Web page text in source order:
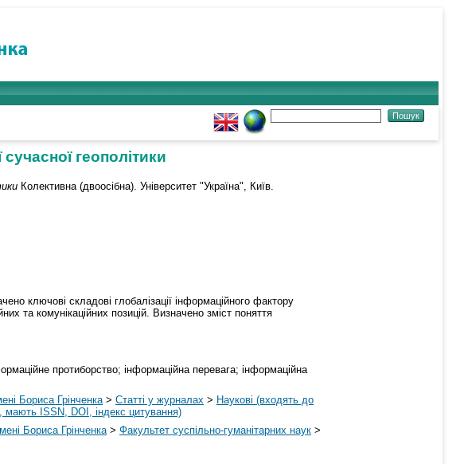
геополітики
Колективна (двоосібна). Університет "Україна", Київ.
ключові складові глобалізації інформаційного фактору
та комунікаційних позицій. Визначено зміст поняття
протиборство; інформаційна перевага; інформаційна
Бориса Грінченка > Статті у журналах > Наукові (входять до
мають ISSN, DOI, індекс цитування)
Бориса Грінченка > Факультет суспільно-гуманітарних наук >